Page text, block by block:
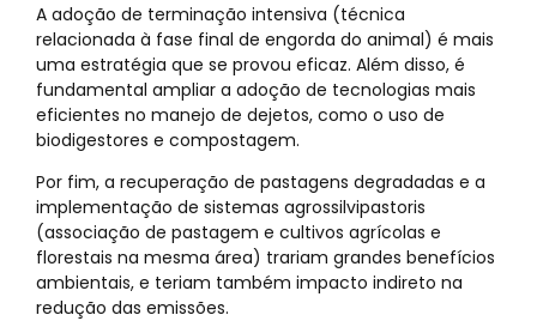
A adoção de terminação intensiva (técnica
relacionada à fase final de engorda do animal) é mais
uma estratégia que se provou eficaz. Além disso, é
fundamental ampliar a adoção de tecnologias mais
eficientes no manejo de dejetos, como o uso de
biodigestores e compostagem.
Por fim, a recuperação de pastagens degradadas e a
implementação de sistemas agrossilvipastoris
(associação de pastagem e cultivos agrícolas e
florestais na mesma área) trariam grandes benefícios
ambientais, e teriam também impacto indireto na
redução das emissões.